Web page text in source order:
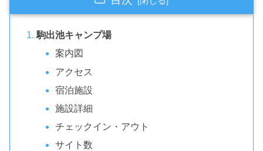
駒出池キャンプ場
案内図
アクセス
宿泊施設
施設詳細
チェックイン・アウト
サイト数